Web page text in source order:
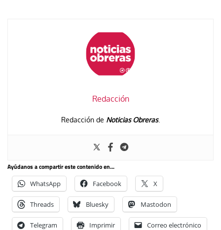
Redacción
Redacción de Noticias Obreras.
Ayúdanos a compartir este contenido en...
WhatsApp Facebook X
Threads Bluesky Mastodon
Telegram Imprimir Correo electrónico